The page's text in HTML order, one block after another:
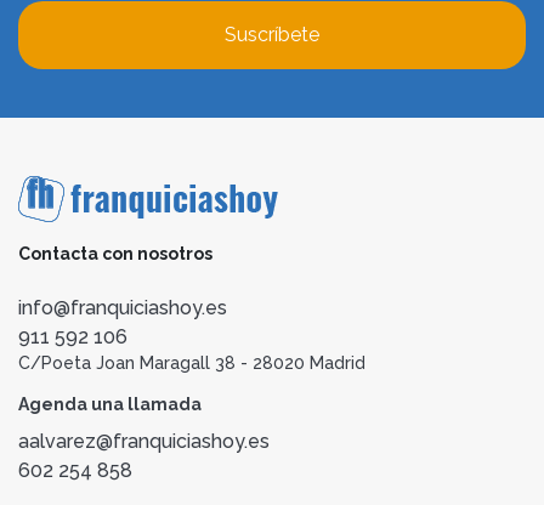
Suscríbete
Contacta con nosotros
info@franquiciashoy.es
911 592 106
C/Poeta Joan Maragall 38 - 28020 Madrid
Agenda una llamada
aalvarez@franquiciashoy.es
602 254 858